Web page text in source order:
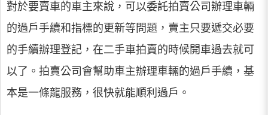
對於要賣車的車主來說，可以委託拍賣公司辦理車輛
的過戶手續和指標的更新等問題，賣主只要遞交必要
的手續辦理登記，在二手車拍賣的時候開車過去就可
以了。拍賣公司會幫助車主辦理車輛的過戶手續，基
本是一條龍服務，很快就能順利過戶。